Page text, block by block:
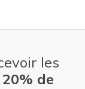
les
20% de